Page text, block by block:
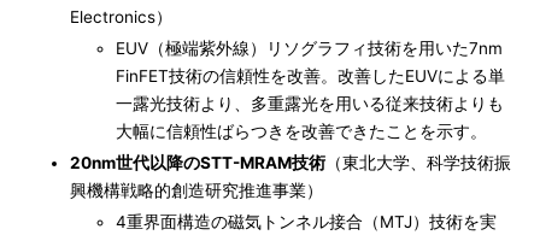
Electronics）
EUV（極端紫外線）リソグラフィ技術を用いた7nm
FinFET技術の信頼性を改善。改善したEUVによる単
一露光技術より、多重露光を用いる従来技術よりも
大幅に信頼性ばらつきを改善できたことを示す。
20nm世代以降のSTT-MRAM技術 （東北大学、科学技術振
興機構戦略的創造研究推進事業）
4重界面構造の磁気トンネル接合（MTJ）技術を実